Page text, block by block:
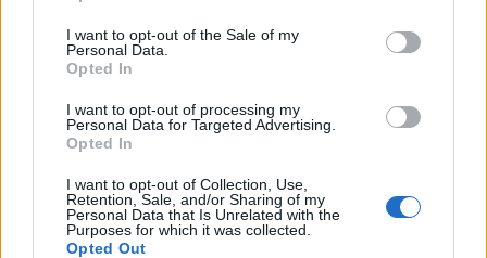
I want to opt-out of the Sale of my
Personal Data.
Opted In
I want to opt-out of processing my
Personal Data for Targeted Advertising.
Opted In
I want to opt-out of Collection, Use,
Retention, Sale, and/or Sharing of my
Personal Data that Is Unrelated with the
Purposes for which it was collected.
Opted Out
2026. augusztus 08., szombat
Marosvásárhely önkormányzata:
a köztisztasági szolgáltatás